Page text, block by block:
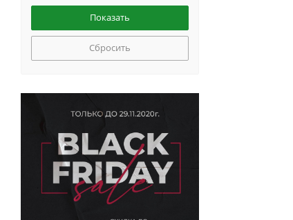
Сбросить